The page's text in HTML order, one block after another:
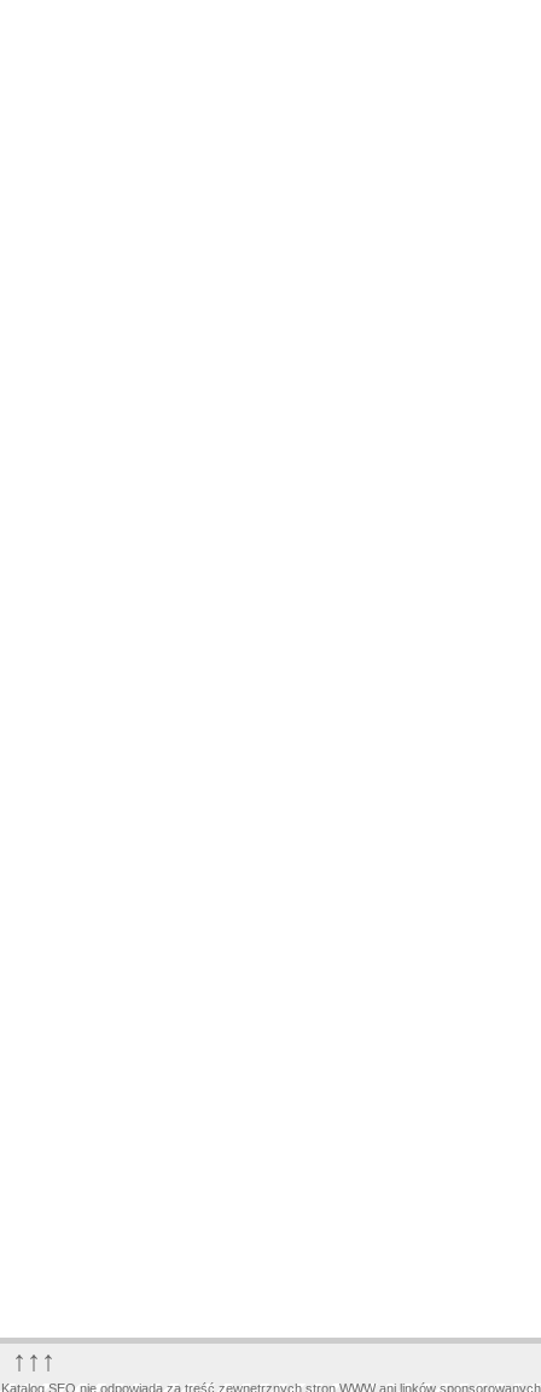
↑↑↑
Katalog SEO nie odpowiada za treść zewnętrznych stron WWW ani linków sponsorowanych